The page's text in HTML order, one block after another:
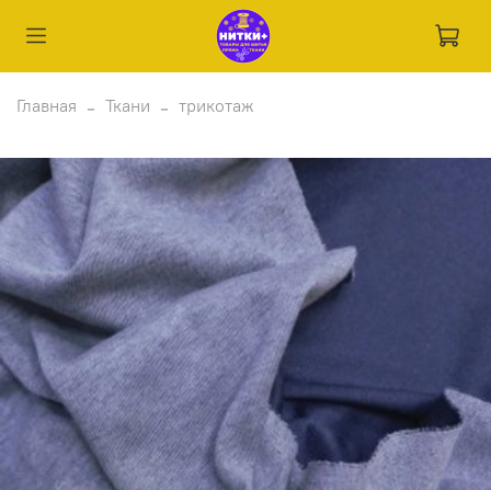
Главная Ткани трикотаж